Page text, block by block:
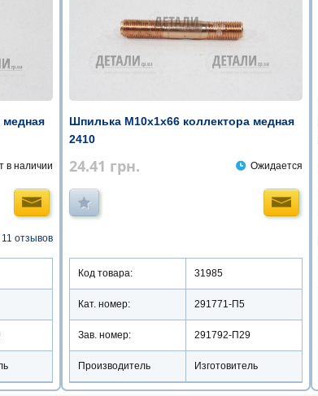
медная
в наличии
11 отзывов
Шпилька М10х1х66 коллектора медная
2410
24.41 грн. Ожидается
Код товара: 31985
Кат. номер: 291771-П5
Зав. номер: 291792-П29
Производитель Изготовитель